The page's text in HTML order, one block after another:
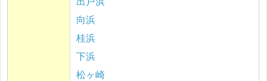
向浜
桂浜
下浜
松ヶ崎